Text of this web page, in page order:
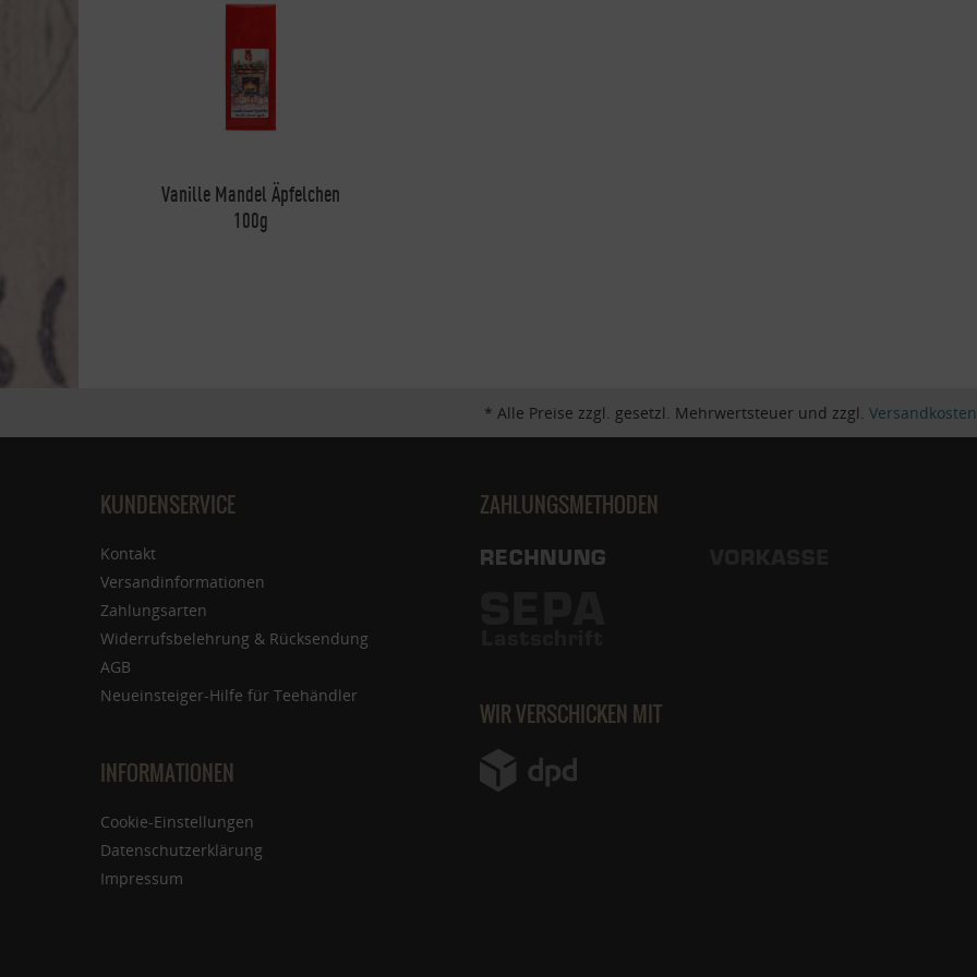
Vanille Mandel Äpfelchen
100g
* Alle Preise zzgl. gesetzl. Mehrwertsteuer und zzgl. Versandkosten
KUNDENSERVICE
Kontakt
Versandinformationen
Zahlungsarten
Widerrufsbelehrung & Rücksendung
AGB
Neueinsteiger-Hilfe für Teehändler
INFORMATIONEN
Cookie-Einstellungen
Datenschutzerklärung
Impressum
ZAHLUNGSMETHODEN
WIR VERSCHICKEN MIT